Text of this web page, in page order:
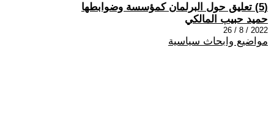
(5) تعليق حول البرلمان كمؤسسة وضوابطها
حميد حبيب المالكي
2022 / 8 / 26
مواضيع وابحاث سياسية